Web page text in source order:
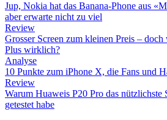
Jup, Nokia hat das Banana-Phone aus
aber erwarte nicht zu viel
Review
Grosser Screen zum kleinen Preis –
Plus wirklich?
Analyse
10 Punkte zum iPhone X, die Fans und
Review
Warum Huaweis P20 Pro das nützlichste
getestet habe